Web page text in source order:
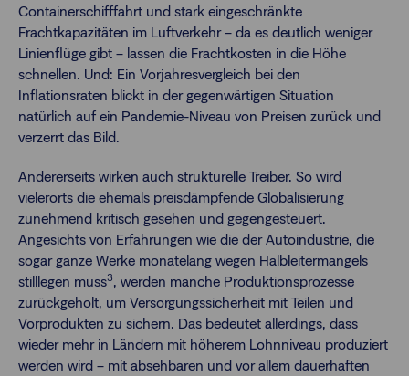
Containerschifffahrt und stark eingeschränkte
Frachtkapazitäten im Luftverkehr – da es deutlich weniger
Linienflüge gibt – lassen die Frachtkosten in die Höhe
schnellen. Und: Ein Vorjahresvergleich bei den
Inflationsraten blickt in der gegenwärtigen Situation
natürlich auf ein Pandemie-Niveau von Preisen zurück und
verzerrt das Bild.
Andererseits wirken auch strukturelle Treiber. So wird
vielerorts die ehemals preisdämpfende Globalisierung
zunehmend kritisch gesehen und gegengesteuert.
Angesichts von Erfahrungen wie die der Autoindustrie, die
sogar ganze Werke monatelang wegen Halbleitermangels
stilllegen muss3, werden manche Produktionsprozesse
zurückgeholt, um Versorgungssicherheit mit Teilen und
Vorprodukten zu sichern. Das bedeutet allerdings, dass
wieder mehr in Ländern mit höherem Lohnniveau produziert
werden wird – mit absehbaren und vor allem dauerhaften